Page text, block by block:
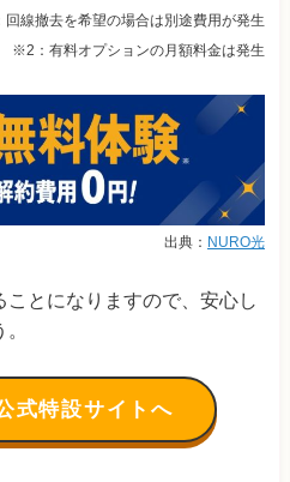
線撤去を希望の場合は別途費用が発生
※2：有料オプションの月額料金は発生
出典： NURO光
とになりますので、安心し
式特設サイトへ